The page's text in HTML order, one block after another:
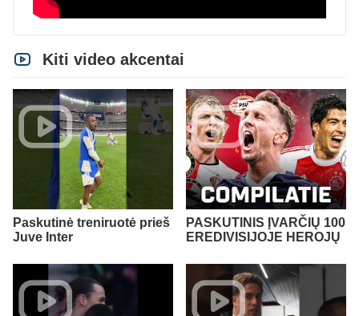
Kiti video akcentai
Paskutinė treniruotė prieš
Juve Inter
PASKUTINIS ĮVARČIŲ 100
EREDIVISIJOJE HEROJŲ